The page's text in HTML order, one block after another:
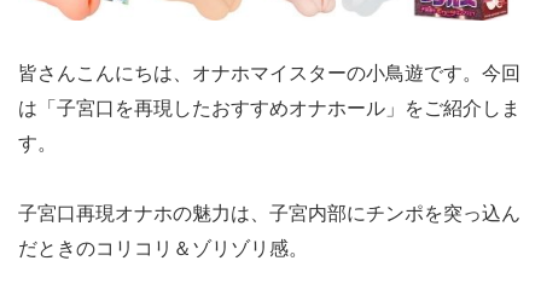
皆さんこんにちは、オナホマイスターの小鳥遊です。今回
は「子宮口を再現したおすすめオナホール」をご紹介しま
す。
子宮口再現オナホの魅力は、子宮内部にチンポを突っ込ん
だときのコリコリ＆ゾリゾリ感。